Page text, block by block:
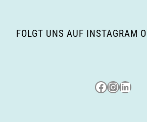
FOLGT UNS AUF INSTAGRAM
Besuche uns auf Facebook
Besuche uns auf